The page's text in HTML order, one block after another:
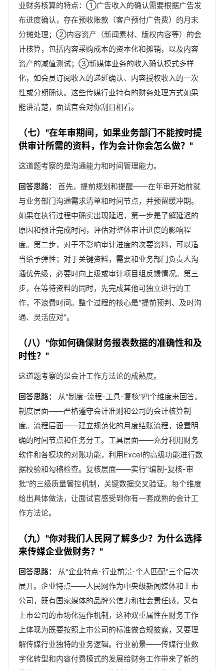
业财务核算的特点：①广告收入的确认需要根据广告发
布进度确认，存在预收账款（客户预付广告费）的月末
分摊处理；②内容资产（新闻素材、版权内容等）的会
计核算，包括内容采购成本的资本化和摊销，以及内容
资产的减值测试；③新媒体业务的收入确认模式多样
化，如会员订阅收入的递延确认、内容授权收入的一次
性或分期确认。这些传媒行业特有的财务处理方式如果
能讲清楚，面试官会对你刮目相看。
（七）"在年审期间，如果业务部门不能按时提
供审计所需的资料，作为会计你会怎么做？"
这道题考察的是沟通能力和时间管理能力。
回答思路：
首先，提前规划和提醒——在年审开始前就
与业务部门沟通需求清单和时间节点，并预留缓冲期。
如果在执行过程中确实出现延迟，第一步是了解延迟的
原因和预计完成时间，评估对整体审计进度的影响程
度。第二步，对于不影响审计进度的次要资料，可以适
当给予弹性；对于关键资料，需要和业务部门负责人沟
通优先级，必要时向上级或审计项目组反馈情况。第三
步，在等待资料的同时，先完成其他可独立进行的工
作，不浪费时间。整个过程的核心是"提前预判、及时沟
通、灵活应对"。
（八）"你如何确保财务报表数据的准确性和及
时性？"
这道题考察的是会计工作方法论的成熟度。
回答思路：
从"制度-流程-工具-复核"四个维度来回答。
制度层面——严格遵守会计准则和公司的会计核算制
度。流程层面——建立规范化的月度结账流程，设置明
确的时间节点和任务分工。工具层面——充分利用财务
软件和各模块的对账功能，利用Excel的高级功能进行数
据校验和勾稽检查。复核层面——实行"编制-复核-审
批"的三级质量管控机制，关键数据交叉验证。每个维度
给出具体做法，让面试官感受到你有一套成熟的会计工
作方法论。
（九）"你对我们人民网了解多少？为什么选择
来传媒企业做财务？"
回答思路：
从"企业特点-行业前景-个人匹配"三个层次
展开。企业特点——人民网作为中央级新闻媒体和上市
公司，既有国家媒体的品牌公信力和社会责任感，又有
上市公司的市场化运作机制，这种双重属性在财务工作
上体现为既要按照上市公司的标准做合规披露，又要理
解传媒行业独特的业务逻辑。行业前景——传媒行业数
字化转型和内容付费模式的发展给财务工作带来了新的